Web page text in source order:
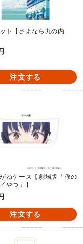
ト【さよなら丸の内
ねケース【劇場版「僕の
やつ」】